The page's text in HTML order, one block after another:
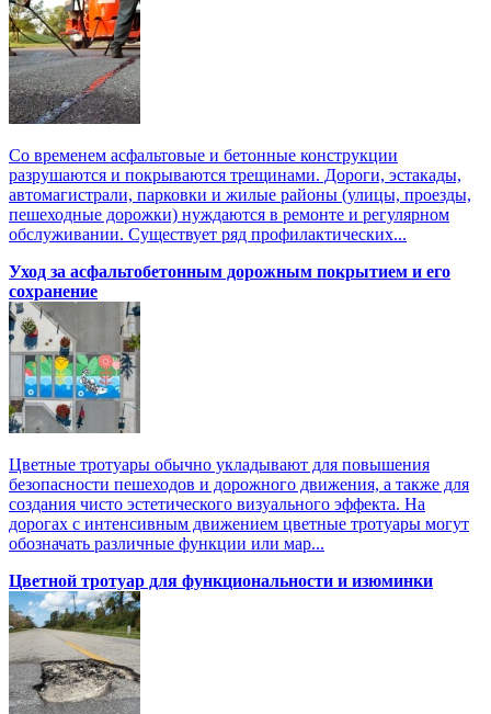
Со временем асфальтовые и бетонные конструкции
разрушаются и покрываются трещинами. Дороги, эстакады,
автомагистрали, парковки и жилые районы (улицы, проезды,
пешеходные дорожки) нуждаются в ремонте и регулярном
обслуживании. Существует ряд профилактических...
Уход за асфальтобетонным дорожным покрытием и его
сохранение
Цветные тротуары обычно укладывают для повышения
безопасности пешеходов и дорожного движения, а также для
создания чисто эстетического визуального эффекта. На
дорогах с интенсивным движением цветные тротуары могут
обозначать различные функции или мар...
Цветной тротуар для функциональности и изюминки